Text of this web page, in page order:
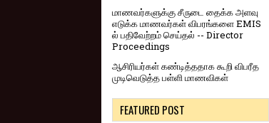
மாணவர்களுக்கு சீருடை தைக்க அளவு
எடுக்க மாணவர்கள் விபரங்களை EMIS
ல் பதிவேற்றம் செய்தல் -- Director
Proceedings
ஆசிரியர்கள் கண்டித்ததாக கூறி விபரீத
முடிவெடுத்த பள்ளி மாணவிகள்
FEATURED POST